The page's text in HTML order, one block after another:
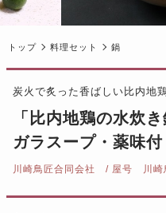
トップ 料理セット 鍋
炭火で炙った香ばしい比内地
「比内地鶏の水炊
ガラスープ・薬味
川崎鳥匠合同会社 / 屋号 川崎